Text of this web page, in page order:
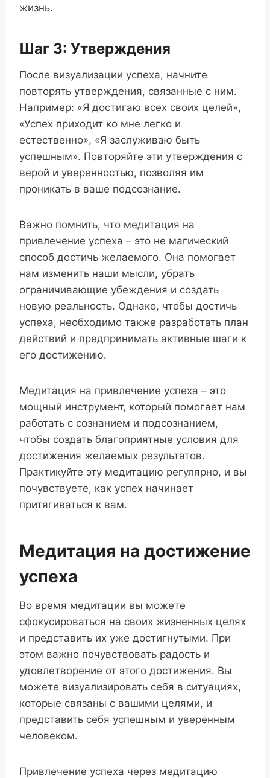
жизнь.
Шаг 3: Утверждения
После визуализации успеха, начните
повторять утверждения, связанные с ним.
Например: «Я достигаю всех своих целей»,
«Успех приходит ко мне легко и
естественно», «Я заслуживаю быть
успешным». Повторяйте эти утверждения с
верой и уверенностью, позволяя им
проникать в ваше подсознание.
Важно помнить, что медитация на
привлечение успеха – это не магический
способ достичь желаемого. Она помогает
нам изменить наши мысли, убрать
ограничивающие убеждения и создать
новую реальность. Однако, чтобы достичь
успеха, необходимо также разработать план
действий и предпринимать активные шаги к
его достижению.
Медитация на привлечение успеха – это
мощный инструмент, который помогает нам
работать с сознанием и подсознанием,
чтобы создать благоприятные условия для
достижения желаемых результатов.
Практикуйте эту медитацию регулярно, и вы
почувствуете, как успех начинает
притягиваться к вам.
Медитация на достижение
успеха
Во время медитации вы можете
сфокусироваться на своих жизненных целях
и представить их уже достигнутыми. При
этом важно почувствовать радость и
удовлетворение от этого достижения. Вы
можете визуализировать себя в ситуациях,
которые связаны с вашими целями, и
представить себя успешным и уверенным
человеком.
Привлечение успеха через медитацию